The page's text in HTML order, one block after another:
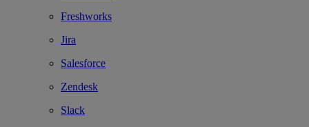
Freshworks
Jira
Salesforce
Zendesk
Slack